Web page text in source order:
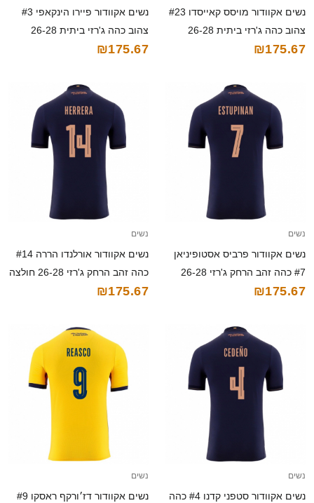
נשים אקוודור מויסס קאייסדו #23
צהוב כהה ג'רזי ביתית 26-28
חולצה קצרה
₪175.67
נשים אקוודור פיירו הינקאפי #3
צהוב כהה ג'רזי ביתית 26-28
חולצה קצרה
₪175.67
נשים
נשים אקוודור פרביס אסטופיניאן
#7 כהה זהב הרחק ג'רזי 26-28
חולצה קצרה
₪175.67
נשים
נשים אקוודור אורלנדו הררה #14
כהה זהב הרחק ג'רזי 26-28 חולצה
קצרה
₪175.67
נשים
נשים אקוודור סטפני קדנו #4 כהה
נשים
נשים אקוודור דז׳ורקף ראסקו #9